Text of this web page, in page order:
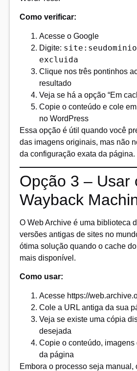
Como verificar:
Acesse o Google
Digite:
excluida
Clique nos três pontinhos
resultado
Veja se há a opção “Em
Copie o conteúdo e cole
no WordPress
Essa opção é útil quando você
das imagens originais, mas não
da configuração exata da página.
Opção 3 – Usar
Wayback
O Web Archive é uma biblioteca
versões antigas de sites no
ótima solução quando o cache
mais disponível.
Como usar:
Acesse https://
Cole a URL antiga da sua
Veja se existe uma cópia
desejada
Copie o conteúdo, imagens
da página
Embora o processo seja manual,